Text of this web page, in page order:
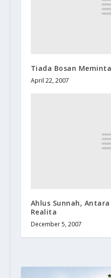
Tiada Bosan
April 22, 2007
Ahlus Sunnah,
Realita
December 5, 2007